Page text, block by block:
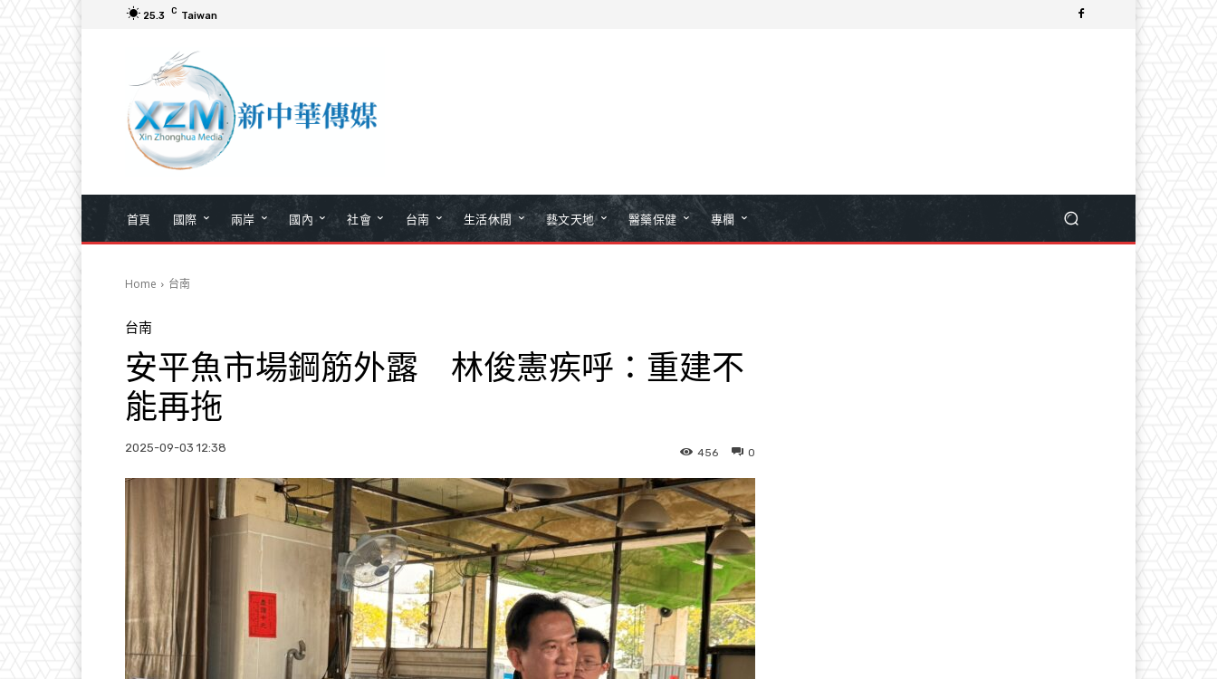
25.3 C Taiwan
首頁 國際 兩岸 國內 社會 台南 生活休閒 藝文天地 醫藥保健 專欄
Home 台南
台南
安平魚市場鋼筋外露 林俊憲疾呼：重建不
能再拖
2025-09-03 12:38 0
456